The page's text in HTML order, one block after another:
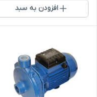
افزودن به سبد